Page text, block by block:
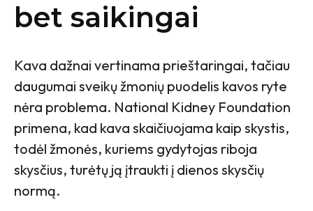
bet saikingai
Kava dažnai vertinama prieštaringai, tačiau
daugumai sveikų žmonių puodelis kavos ryte
nėra problema. National Kidney Foundation
primena, kad kava skaičiuojama kaip skystis,
todėl žmonės, kuriems gydytojas riboja
skysčius, turėtų ją įtraukti į dienos skysčių
normą.